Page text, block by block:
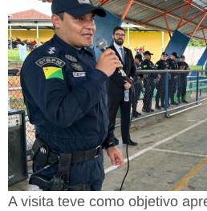
A visita teve como objetivo